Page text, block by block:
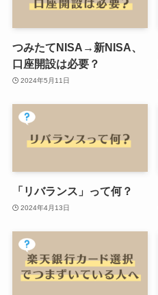
つみたてNISA→新NISA、
口座開設は必要？
2024年5月11日
「リバランス」って何？
2024年4月13日